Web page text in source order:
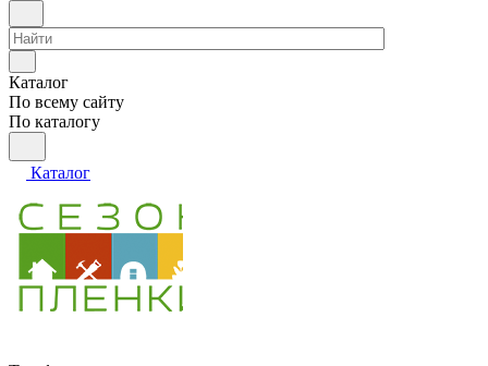
Каталог
По всему сайту
По каталогу
Каталог